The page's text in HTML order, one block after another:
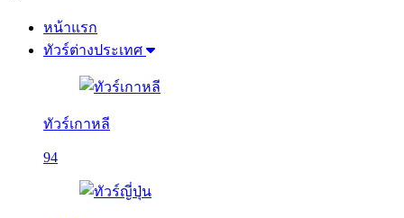
หน้าแรก
ทัวร์ต่างประเทศ
ทัวร์เกาหลี
94